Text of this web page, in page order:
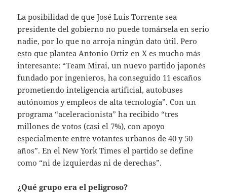
La posibilidad de que José Luis Torrente sea
presidente del gobierno no puede tomársela en serio
nadie, por lo que no arroja ningún dato útil. Pero
esto que plantea Antonio Ortiz en X es mucho más
interesante: “Team Mirai, un nuevo partido japonés
fundado por ingenieros, ha conseguido 11 escaños
prometiendo inteligencia artificial, autobuses
autónomos y empleos de alta tecnología”. Con un
programa “aceleracionista” ha recibido “tres
millones de votos (casi el 7%), con apoyo
especialmente entre votantes urbanos de 40 y 50
años”. En el New York Times el partido se define
como “ni de izquierdas ni de derechas”.
¿Qué grupo era el peligroso?